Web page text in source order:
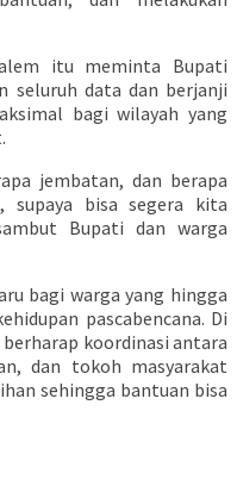
itu meminta Bupati
seluruh data dan berjanji
bagi wilayah yang
jembatan, dan berapa
supaya bisa segera kita
Bupati dan warga
bagi warga yang hingga
pascabencana. Di
koordinasi antara
dan tokoh masyarakat
sehingga bantuan bisa